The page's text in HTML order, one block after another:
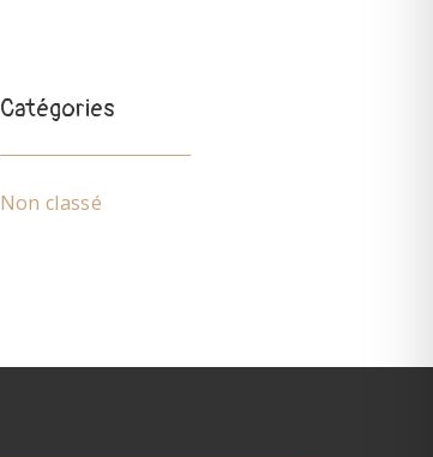
Catégories
Non classé